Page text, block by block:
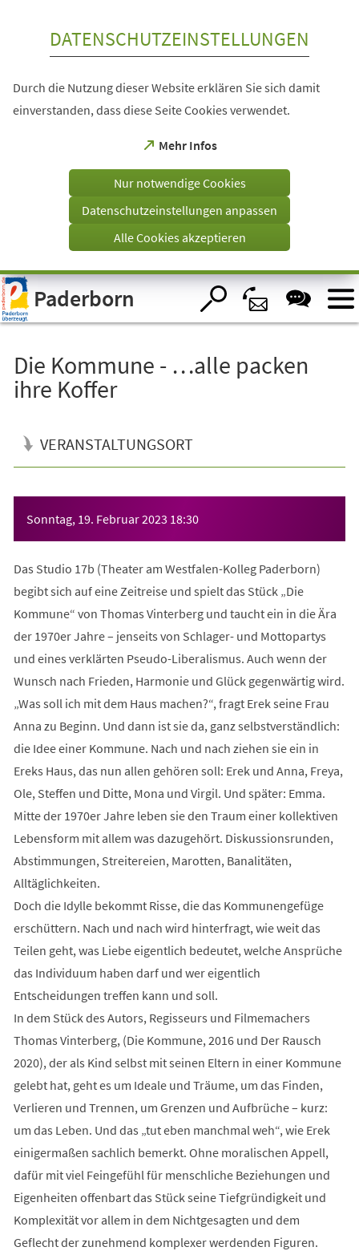
Visuelle
Assistenzsoftware
öffnen.
DATENSCHUTZEINSTELLUNGEN
Durch die Nutzung dieser Website erklären Sie sich damit
einverstanden, dass diese Seite Cookies verwendet.
Mehr Infos
(Öffnet
einem
Tab)
Nur notwendige Cookies
Datenschutzeinstellungen anpassen
Alle Cookies akzeptieren
Paderborn
Die Kommune - …alle packen
ihre Koffer
VERANSTALTUNGSORT
Sonntag, 19. Februar 2023 18:30
Das Studio 17b (Theater am Westfalen-Kolleg Paderborn)
begibt sich auf eine Zeitreise und spielt das Stück „Die
Kommune“ von Thomas Vinterberg und taucht ein in die Ära
der 1970er Jahre – jenseits von Schlager- und Mottopartys
und eines verklärten Pseudo-Liberalismus. Auch wenn der
Wunsch nach Frieden, Harmonie und Glück gegenwärtig wird.
„Was soll ich mit dem Haus machen?“, fragt Erek seine Frau
Anna zu Beginn. Und dann ist sie da, ganz selbstverständlich:
die Idee einer Kommune. Nach und nach ziehen sie ein in
Ereks Haus, das nun allen gehören soll: Erek und Anna, Freya,
Ole, Steffen und Ditte, Mona und Virgil. Und später: Emma.
Mitte der 1970er Jahre leben sie den Traum einer kollektiven
Lebensform mit allem was dazugehört. Diskussionsrunden,
Abstimmungen, Streitereien, Marotten, Banalitäten,
Alltäglichkeiten.
Doch die Idylle bekommt Risse, die das Kommunengefüge
erschüttern. Nach und nach wird hinterfragt, wie weit das
Teilen geht, was Liebe eigentlich bedeutet, welche Ansprüche
das Individuum haben darf und wer eigentlich
Entscheidungen treffen kann und soll.
In dem Stück des Autors, Regisseurs und Filmemachers
Thomas Vinterberg, (Die Kommune, 2016 und Der Rausch
2020), der als Kind selbst mit seinen Eltern in einer Kommune
gelebt hat, geht es um Ideale und Träume, um das Finden,
Verlieren und Trennen, um Grenzen und Aufbrüche – kurz:
um das Leben. Und das „tut eben manchmal weh“, wie Erek
einigermaßen sachlich bemerkt. Ohne moralischen Appell,
dafür mit viel Feingefühl für menschliche Beziehungen und
Eigenheiten offenbart das Stück seine Tiefgründigkeit und
Komplexität vor allem in dem Nichtgesagten und dem
Geflecht der zunehmend komplexer werdenden Figuren.